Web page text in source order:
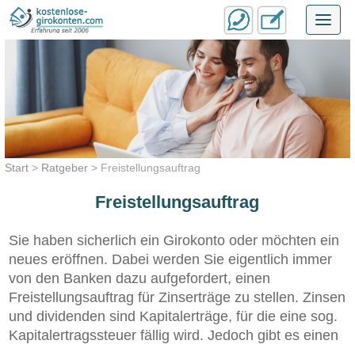
Start > Ratgeber > Freistellungsauftrag
Freistellungsauftrag
Sie haben sicherlich ein Girokonto oder möchten ein
neues eröffnen. Dabei werden Sie eigentlich immer
von den Banken dazu aufgefordert, einen
Freistellungsauftrag für Zinserträge zu stellen. Zinsen
und dividenden sind Kapitalerträge, für die eine sog.
Kapitalertragssteuer fällig wird. Jedoch gibt es einen